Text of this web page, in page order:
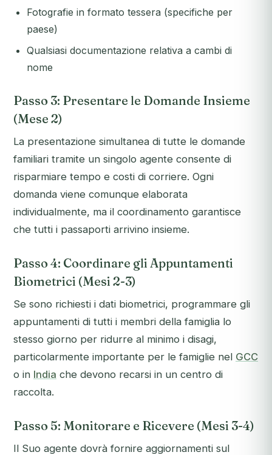
Fotografie in formato tessera (specifiche per
paese)
Qualsiasi documentazione relativa a cambi di
nome
Passo 3: Presentare le Domande Insieme
(Mese 2)
La presentazione simultanea di tutte le domande
familiari tramite un singolo agente consente di
risparmiare tempo e costi di corriere. Ogni
domanda viene comunque elaborata
individualmente, ma il coordinamento garantisce
che tutti i passaporti arrivino insieme.
Passo 4: Coordinare gli Appuntamenti
Biometrici (Mesi 2-3)
Se sono richiesti i dati biometrici, programmare gli
appuntamenti di tutti i membri della famiglia lo
stesso giorno per ridurre al minimo i disagi,
particolarmente importante per le famiglie nel GCC
o in India che devono recarsi in un centro di
raccolta.
Passo 5: Monitorare e Ricevere (Mesi 3-4)
Il Suo agente dovrà fornire aggiornamenti sul